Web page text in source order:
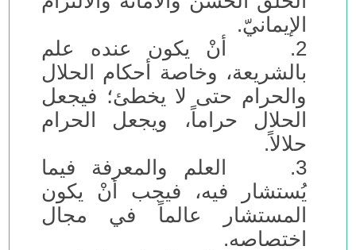
الإيمانيّ.
2. أنْ يكون عنده علم
بالشريعة، وخاصة أحكام الحلال
والحرام حتى لا يخطئ؛ فيجعل
الحلال حراماً، ويجعل الحرام
حلالاً.
3. العلم والمعرفة فيما
يُستشار فيه، فيجب أنْ يكون
المستشار عالماً في مجال
اختصاصه.